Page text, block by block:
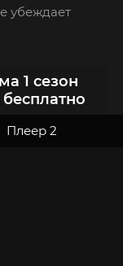
убеждает
1 сезон
Плеер 2